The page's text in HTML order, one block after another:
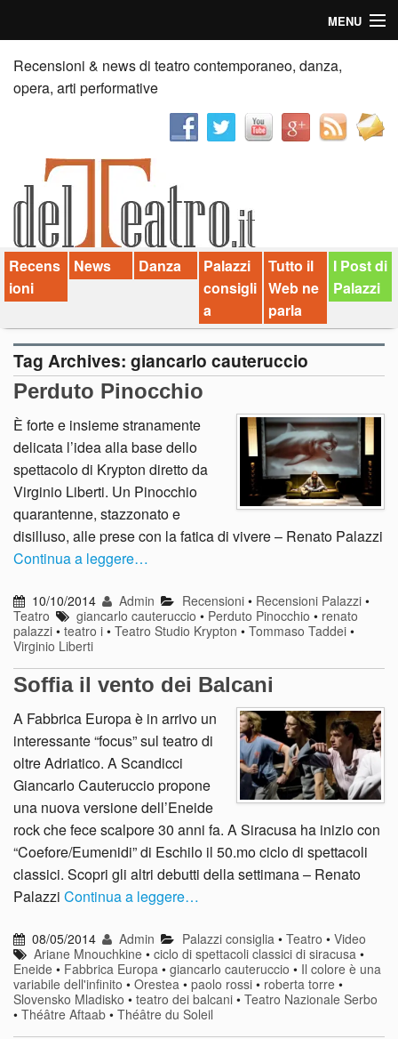
MENU
Home
Recensioni
News
Palazzi consiglia
Video
Chi siamo
Contatti
dT in English
Recensioni & news di teatro contemporaneo, danza,
opera, arti performative
Recens
ioni
News Danza
Palazzi
consigli
a
Tutto il
Web ne
parla
I Post di
Palazzi
Tag Archives: giancarlo cauteruccio
Perduto Pinocchio
È forte e insieme stranamente
delicata l’idea alla base dello
spettacolo di Krypton diretto da
Virginio Liberti. Un Pinocchio
quarantenne, stazzonato e
disilluso, alle prese con la fatica di vivere – Renato Palazzi
Continua a leggere…
10/10/2014 Admin Recensioni• Recensioni Palazzi•
Teatro
giancarlo cauteruccio • Perduto Pinocchio • renato
palazzi • teatro i • Teatro Studio Krypton • Tommaso Taddei •
Virginio Liberti
Soffia il vento dei Balcani
A Fabbrica Europa è in arrivo un
interessante “focus” sul teatro di
oltre Adriatico. A Scandicci
Giancarlo Cauteruccio propone
una nuova versione dell’Eneide
rock che fece scalpore 30 anni fa. A Siracusa ha inizio con
“Coefore/Eumenidi” di Eschilo il 50.mo ciclo di spettacoli
classici. Scopri gli altri debutti della settimana – Renato
Palazzi Continua a leggere…
08/05/2014 Admin Palazzi consiglia• Teatro • Video
Ariane Mnouchkine •ciclo di spettacoli classici di siracusa •
Eneide • Fabbrica Europa • giancarlo cauteruccio • Il colore è una
variabile dell'infinito • Orestea • paolo rossi • roberta torre •
Slovensko Mladisko • teatro dei balcani • Teatro Nazionale Serbo
• Théâtre Aftaab • Théâtre du Soleil